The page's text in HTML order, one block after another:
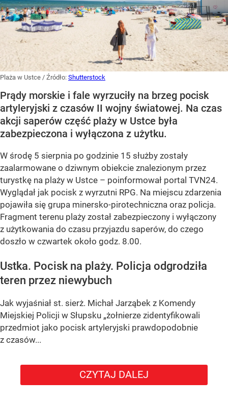
Plaża w Ustce / Źródło: Shutterstock
Prądy morskie i fale wyrzuciły na brzeg pocisk
artyleryjski z czasów II wojny światowej. Na czas
akcji saperów część plaży w Ustce była
zabezpieczona i wyłączona z użytku.
W środę 5 sierpnia po godzinie 15 służby zostały
zaalarmowane o dziwnym obiekcie znalezionym przez
turystkę na plaży w Ustce – poinformował portal TVN24.
Wyglądał jak pocisk z wyrzutni RPG. Na miejscu zdarzenia
pojawiła się grupa minersko-pirotechniczna oraz policja.
Fragment terenu plaży został zabezpieczony i wyłączony
z użytkowania do czasu przyjazdu saperów, do czego
doszło w czwartek około godz. 8.00.
Ustka. Pocisk na plaży. Policja odgrodziła
teren przez niewybuch
Jak wyjaśniał st. sierż. Michał Jarząbek z Komendy
Miejskiej Policji w Słupsku „żołnierze zidentyfikowali
przedmiot jako pocisk artyleryjski prawdopodobnie
z czasów...
CZYTAJ DALEJ